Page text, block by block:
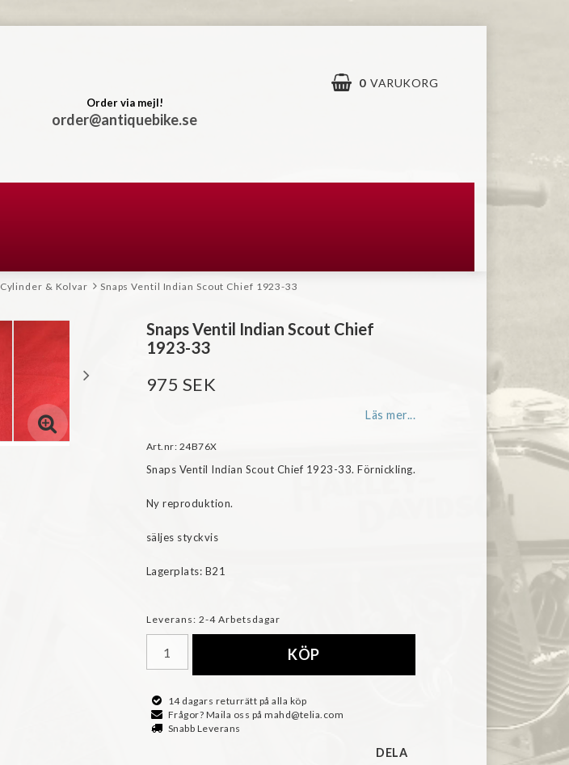
Order via mejl!
order@antiquebike.se
0 VARUKORG
Cylinder & Kolvar Snaps Ventil Indian Scout Chief 1923-33
Snaps Ventil Indian Scout Chief
1923-33
975 SEK
Läs mer...
Art.nr: 24B76X
Snaps Ventil Indian Scout Chief 1923-33. Förnickling.
Ny reproduktion.
säljes styckvis
Leverans: 2-4 Arbetsdagar
KÖP
14 dagars returrätt på alla köp
Frågor? Maila oss på mahd@telia.com
Snabb Leverans
DELA